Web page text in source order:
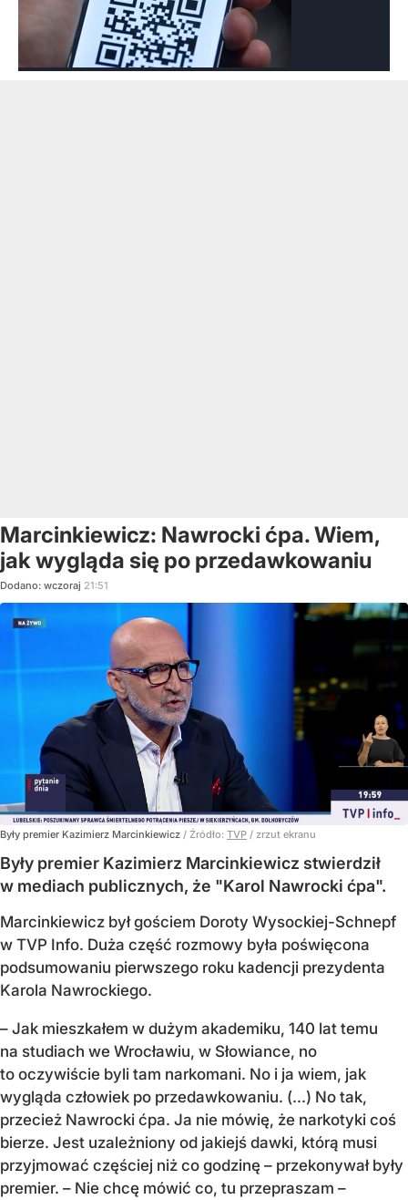
Marcinkiewicz: Nawrocki ćpa. Wiem,
jak wygląda się po przedawkowaniu
Dodano: wczoraj 21:51
Były premier Kazimierz Marcinkiewicz / Źródło: TVP / zrzut ekranu
Były premier Kazimierz Marcinkiewicz stwierdził
w mediach publicznych, że "Karol Nawrocki ćpa".
Marcinkiewicz był gościem Doroty Wysockiej-Schnepf
w TVP Info. Duża część rozmowy była poświęcona
podsumowaniu pierwszego roku kadencji prezydenta
Karola Nawrockiego.
– Jak mieszkałem w dużym akademiku, 140 lat temu
na studiach we Wrocławiu, w Słowiance, no
to oczywiście byli tam narkomani. No i ja wiem, jak
wygląda człowiek po przedawkowaniu. (...) No tak,
przecież Nawrocki ćpa. Ja nie mówię, że narkotyki coś
bierze. Jest uzależniony od jakiejś dawki, którą musi
przyjmować częściej niż co godzinę – przekonywał były
premier. – Nie chcę mówić co, tu przepraszam –